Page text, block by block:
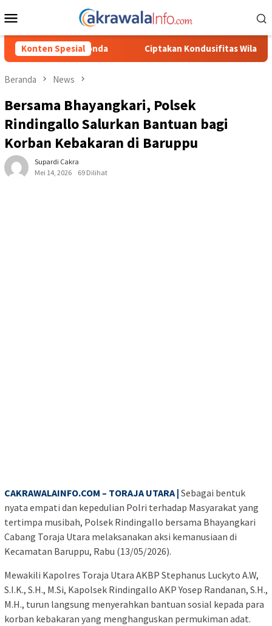
ke
Mobile
Konten Spesial
Ciptakan Kondusifitas Wilayah, Sat Samapta Polres
Beranda News
Bersama Bhayangkari, Polsek
Rindingallo Salurkan Bantuan bagi
Korban Kebakaran di Baruppu
Supardi Cakra
Mei 14, 2026
69 Dilihat
CAKRAWALAINFO.COM – TORAJA UTARA | Sebagai bentuk
nyata empati dan kepedulian Polri terhadap Masyarakat yang
tertimpa musibah, Polsek Rindingallo bersama Bhayangkari
Cabang Toraja Utara melaksanakan aksi kemanusiaan di
Kecamatan Baruppu, Rabu (13/05/2026).
​Mewakili Kapolres Toraja Utara AKBP Stephanus Luckyto A.W,
S.I.K., S.H., M.Si, Kapolsek Rindingallo AKP Yosep Randanan, S.H.,
M.H., turun langsung menyerahkan bantuan sosial kepada para
korban kebakaran yang menghanguskan permukiman adat.